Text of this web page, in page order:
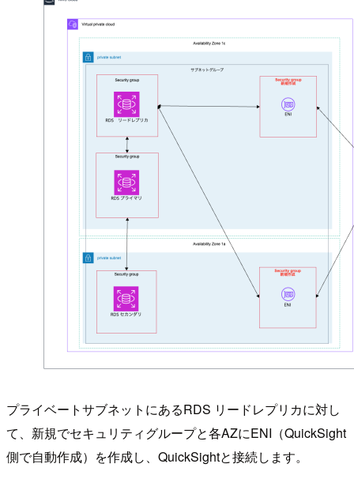
プライベートサブネットにあるRDS リードレプリカに対し
て、新規でセキュリティグループと各AZにENI（QuickSight
側で自動作成）を作成し、QuickSightと接続します。